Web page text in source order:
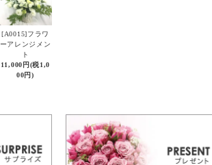
[A0015]フラワ
ーアレンジメン
ト
11,000円(税1,0
00円)